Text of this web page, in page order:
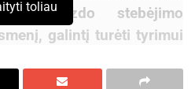
Vaizdo stebėjimo
galintį turėti tyrimui
toliau